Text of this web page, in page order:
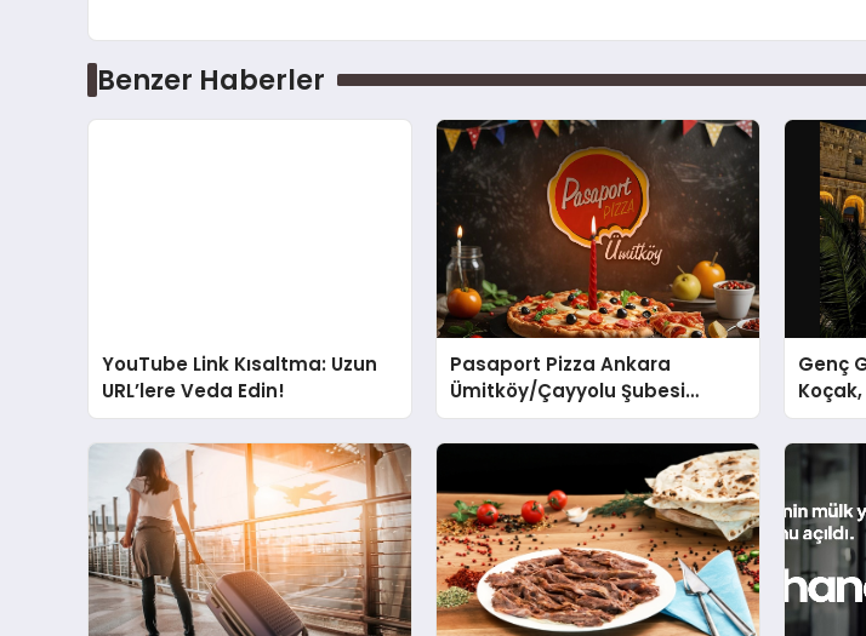
Benzer Haberler
YouTube Link Kısaltma: Uzun
URL’lere Veda Edin!
Pasaport Pizza Ankara
Ümitköy/Çayyolu Şubesi
Açıldı!
Genç